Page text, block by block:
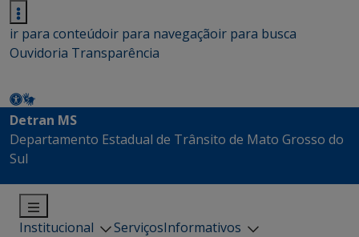
ir para conteúdoir para navegaçãoir para busca
Ouvidoria Transparência
Detran MS
Departamento Estadual de Trânsito de Mato Grosso do
Sul
Institucional ServiçosInformativos